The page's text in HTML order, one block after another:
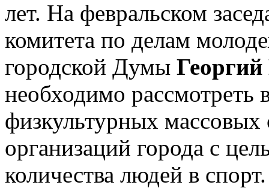
лет. На февральском
комитета по делам
городской Думы
необходимо рассмотреть
физкультурных массовых
организаций города с
количества людей в спорт.